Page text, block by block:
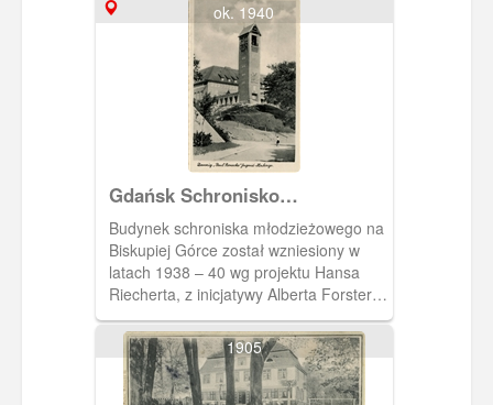
ok. 1940
Gdańsk Schronisko
Młodzieżowe im. Paula
Benekego na Biskupiej Górce
Danzig „Paul Beneke”
Jugendherberge
Budynek schroniska młodzieżowego na
Biskupiej Górce został wzniesiony w
latach 1938 – 40 wg projektu Hansa
Riecherta, z inicjatywy Alberta Forstera.
Kamień węgielny wmurowano 26 VII
1938 r. Schronisko oddano do użytku
na początku 1940 r. Mogło zapewnić
jednorazowo nocleg 500 osobom.
1905